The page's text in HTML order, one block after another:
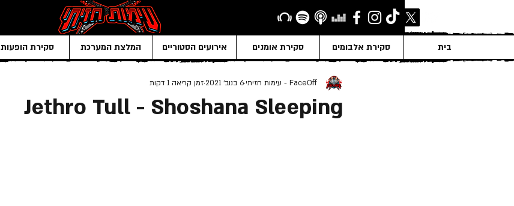
בית סקירת אלבומים סקירת אומנים אירועים הסטוריים המלצת המערכת סקירת הופעות
Jethro Tull - Shoshana Sleeping
FaceOff - עימות חזיתי 6 בנוב׳ 2021 זמן קריאה 1 דקות